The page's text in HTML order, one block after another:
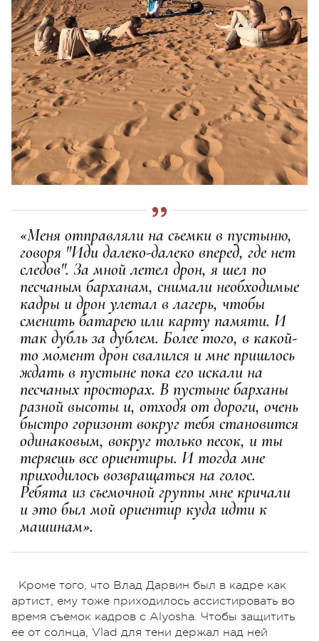
«Меня отправляли на съемки в пустыню,
говоря "Иди далеко-далеко вперед, где нет
следов". За мной летел дрон, я шел по
песчаным барханам, снимали необходимые
кадры и дрон улетал в лагерь, чтобы
сменить батарею или карту памяти. И
так дубль за дублем. Более того, в какой-
то момент дрон свалился и мне пришлось
ждать в пустыне пока его искали на
песчаных просторах. В пустыне барханы
разной высоты и, отходя от дороги, очень
быстро горизонт вокруг тебя становится
одинаковым, вокруг только песок, и ты
теряешь все ориентиры. И тогда мне
приходилось возвращаться на голос.
Ребята из съемочной группы мне кричали
и это был мой ориентир куда идти к
машинам».
Кроме того, что Влад Дарвин был в кадре как
артист, ему тоже приходилось ассистировать во
время съемок кадров с Alyosha. Чтобы защитить
ее от солнца, Vlad для тени держал над ней